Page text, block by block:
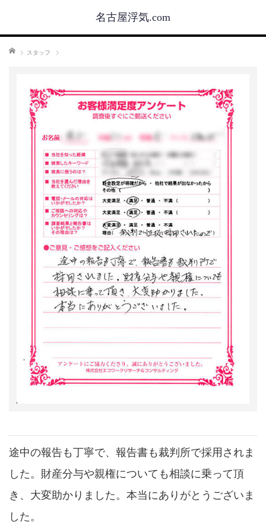
名古屋浮気.com
ホーム スタッフ
途中の報告も丁寧で、報告書も裁判所で採用されま
した。財産分与や親権についても相談に乗って頂
き、大変助かりました。本当にありがとうございま
した。